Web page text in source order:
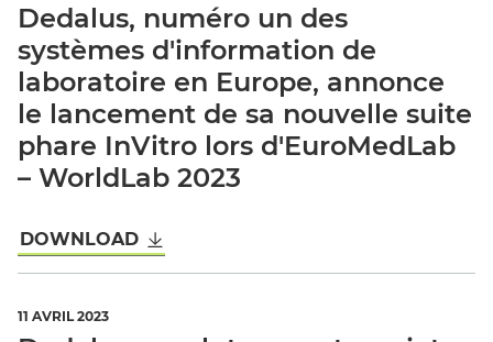
Dedalus, numéro un des
systèmes d'information de
laboratoire en Europe, annonce
le lancement de sa nouvelle suite
phare InVitro lors d'EuroMedLab
– WorldLab 2023
DOWNLOAD
11 AVRIL 2023